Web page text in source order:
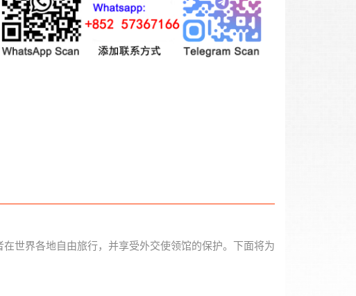
世界各地自由旅行，并享受外交使领馆的保护。下面将为